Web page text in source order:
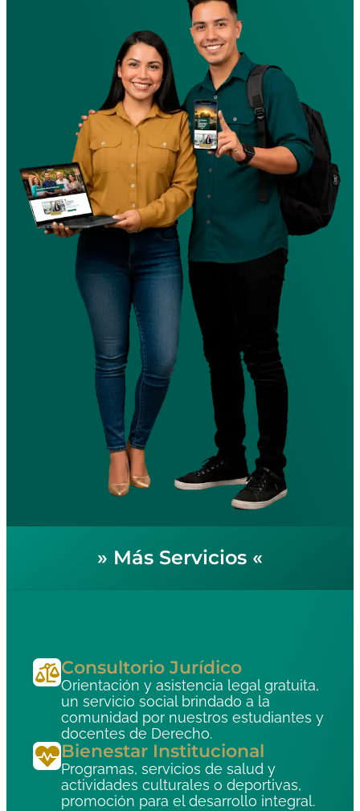
» Más Servicios «
Consultorio Jurídico
Orientación y asistencia legal gratuita,
un servicio social brindado a la
comunidad por nuestros estudiantes y
docentes de Derecho.
Bienestar Institucional
Programas, servicios de salud y
actividades culturales o deportivas,
promoción para el desarrollo integral.